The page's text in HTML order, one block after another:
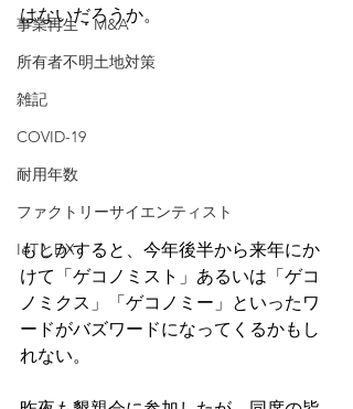
事業再生・M&A
所有者不明土地対策
雑記
COVID-19
耐用年数
ファクトリーサイエンティスト
IoTとDX
はないだろうか。
もしかすると、今年後半から来年にか
けて「ゲコノミスト」あるいは「ゲコ
ノミクス」「ゲコノミー」といったワ
ードがバズワードになってくるかもし
れない。